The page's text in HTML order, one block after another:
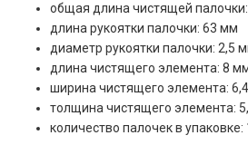
общая длина чистящей
длина рукоятки палочки: 63 мм
диаметр рукоятки палочки: 2,5
длина чистящего элемента: 8
ширина чистящего элемента:
толщина чистящего элемента:
количество палочек в упаковке: